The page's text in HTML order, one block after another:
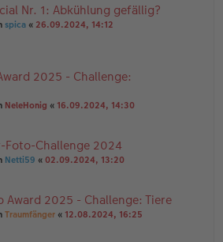
Nr. 1: Abkühlung gefällig?
spica « 26.09.2024, 14:12
2025 - Challenge:
NeleHonig « 16.09.2024, 14:30
Foto-Challenge 2024
Netti59 « 02.09.2024, 13:20
Award 2025 - Challenge: Tiere
Traumfänger « 12.08.2024, 16:25